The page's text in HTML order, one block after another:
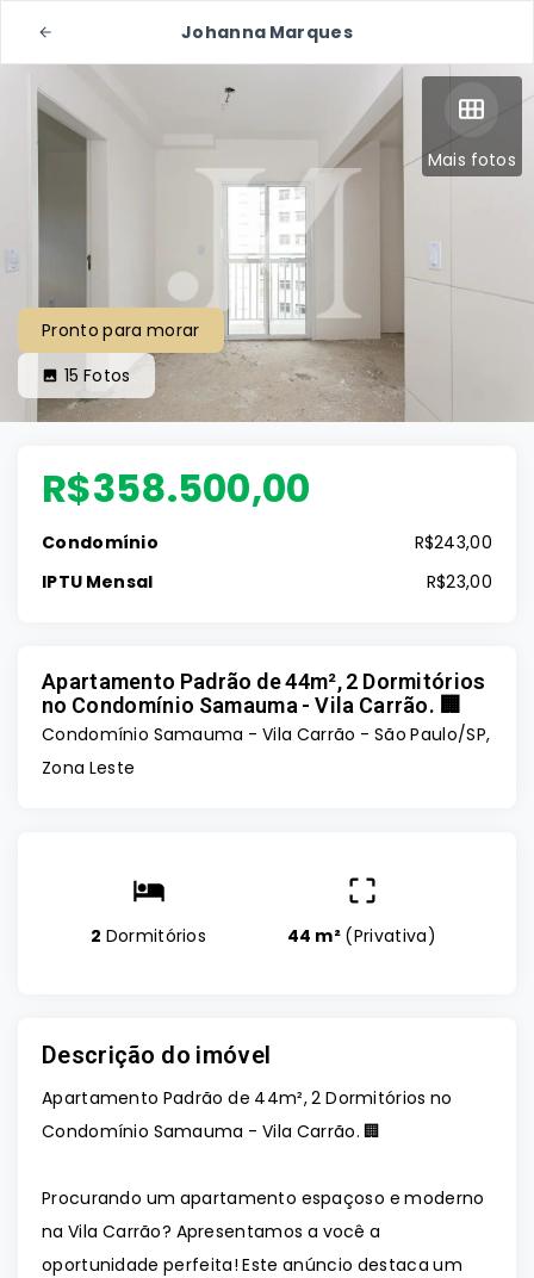
Johanna Marques
Mais fotos
Pronto para morar
15 Fotos
R$358.500,00
Condomínio
R$243,00
IPTU Mensal
R$23,00
Apartamento Padrão de 44m², 2 Dormitórios
no Condomínio Samauma - Vila Carrão. 🏢
Condomínio Samauma -Vila Carrão - São Paulo/SP,
Zona Leste
2 Dormitórios 44 m² (Privativa)
Descrição do imóvel
Apartamento Padrão de 44m², 2 Dormitórios no
Condomínio Samauma - Vila Carrão. 🏢
Procurando um apartamento espaçoso e moderno
na Vila Carrão? Apresentamos a você a
oportunidade perfeita! Este anúncio destaca um